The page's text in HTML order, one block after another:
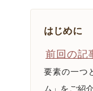
はじめに
前回の記
要素の一つ
ム」をご紹